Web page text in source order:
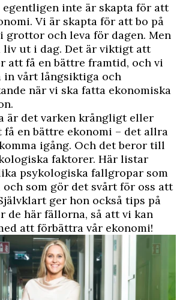
egentligen inte är skapta för att
Vi är skapta för att bo på
grottor och leva för dagen. Men
liv ut i dag. Det är viktigt att
att få en bättre framtid, och vi
in vårt långsiktiga och
när vi ska fatta ekonomiska
är det varken krångligt eller
en bättre ekonomi – det allra
igång. Och det beror till
faktorer. Här listar
psykologiska fallgropar som
som gör det svårt för oss att
ger hon också tips på
de här fällorna, så att vi kan
att förbättra vår ekonomi!